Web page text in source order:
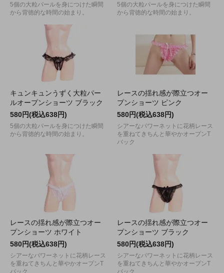
5個の大粒パールを身につけた瞬間
から背徳的な時間の始まり。
5個の大粒パールを身につけた瞬間
から背徳的な時間の始まり。
キュンキュンうずく大粒パー
ルオープンショーツ ブラック
580円(税込638円)
5個の大粒パールを身につけた瞬間
から背徳的な時間の始まり。
レースの揺れ感が際立つオー
プンショーツ ピンク
580円(税込638円)
シアーなパワーネットに花柄レース
を重ねてきちんと華やかオープンT
バック
レースの揺れ感が際立つオー
プンショーツ ホワイト
580円(税込638円)
シアーなパワーネットに花柄レース
を重ねてきちんと華やかオープンT
レースの揺れ感が際立つオー
プンショーツ ブラック
580円(税込638円)
シアーなパワーネットに花柄レース
を重ねてきちんと華やかオープンT